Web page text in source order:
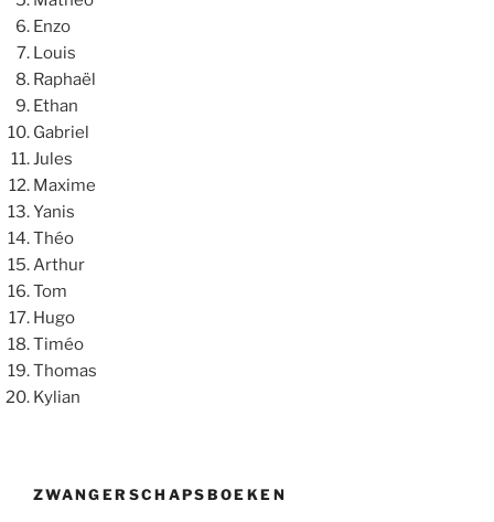
Enzo
Louis
Raphaël
Ethan
Gabriel
Jules
Maxime
Yanis
Théo
Arthur
Tom
Hugo
Timéo
Thomas
Kylian
ZWANGERSCHAPSBOEKEN